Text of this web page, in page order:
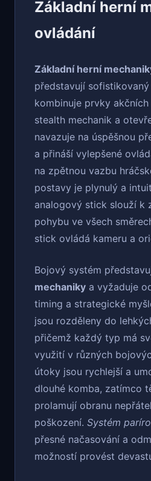
Základní herní
ovládání
Základní herní
představují
kombinuje prvky
stealth mechanik a
navazuje na úspěšnou
a přináší vylepšené
na zpětnou vazbu
postavy je plynulý a
analogový stick slouží k
pohybu ve všech
stick ovládá kameru a
Bojový systém
mechaniky a vyžaduje
timing a strategické
jsou rozděleny do
přičemž každý typ má
využití v různých
útoky jsou rychlejší a
dlouhé komba, zatímco
prolamují obranu
poškození. Systém
přesné načasování a
možností provést